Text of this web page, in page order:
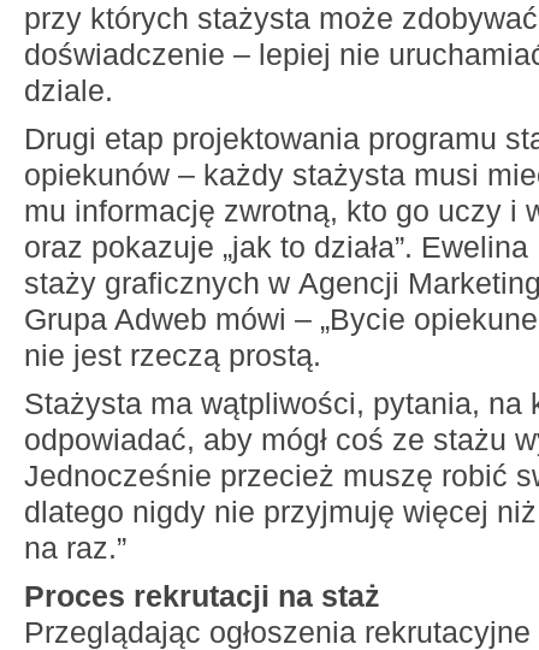
przy których stażysta może
doświadczenie – lepiej nie
dziale.
Drugi etap projektowania programu
opiekunów – każdy stażysta musi
mu informację zwrotną, kto go uczy i
oraz pokazuje „jak to działa”.
staży graficznych w Agencji
Grupa Adweb mówi – „Bycie
nie jest rzeczą prostą.
Stażysta ma wątpliwości, pytania, na
odpowiadać, aby mógł coś ze stażu
Jednocześnie przecież muszę robić
dlatego nigdy nie przyjmuję więcej
na raz.”
Proces rekrutacji na staż
Przeglądając ogłoszenia